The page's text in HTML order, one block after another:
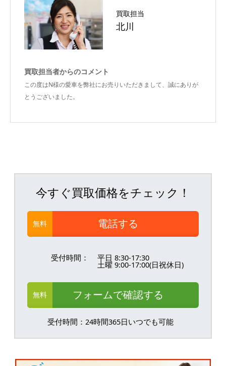
買取担当
北川
買取担当者からのコメント
この度はN様の愛車を弊社にお売りいただきまして、誠にありが
とうございました。
今すぐ買取価格をチェック！
無料 電話する
受付時間： 平日 8:30-17:30
土曜 9:00-17:00(日祝休日)
無料 フォームで確認する
受付時間：24時間365日いつでも可能